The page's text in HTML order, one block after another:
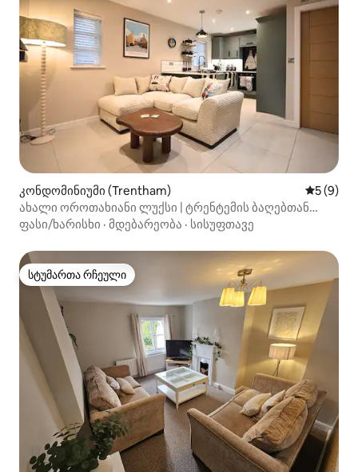
კონდომინიუმი (Trentham) საშუალო
5 (9)
ახალი ოროთახიანი ლუქსი | ტრენტემის ბაღებთან
სიახლოვე!
ფასი/ხარისხი · მდებარეობა · სისუფთავე
სტუმართა რჩეული
სტუმართა რჩეული